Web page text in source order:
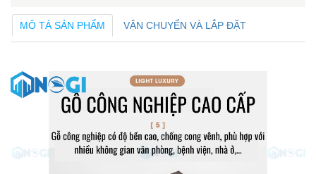
MÔ TẢ SẢN PHẨM VẬN CHUYỂN VÀ LẮP ĐẶT